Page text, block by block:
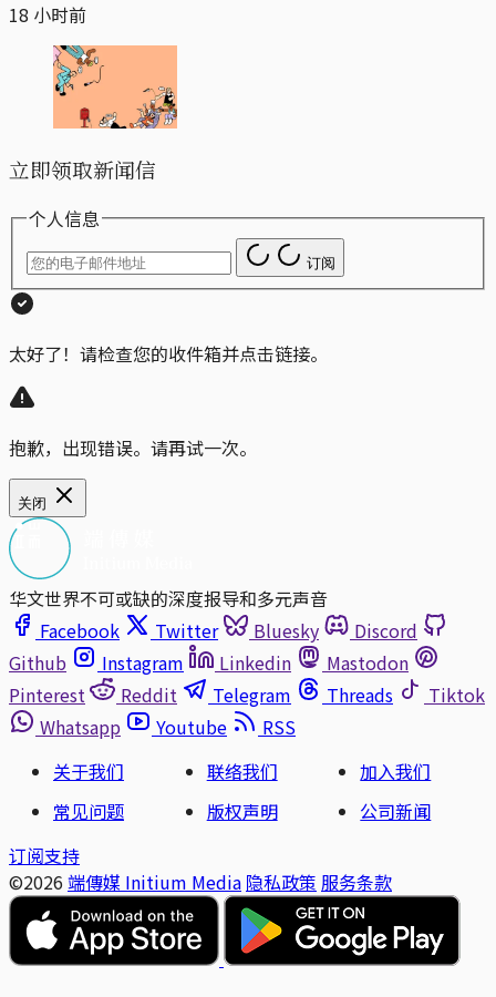
18 小时前
立即领取新闻信
个人信息
订阅
太好了！请检查您的收件箱并点击链接。
抱歉，出现错误。请再试一次。
关闭
华文世界不可或缺的深度报导和多元声音
Facebook
Twitter Bluesky
Discord
Github
Instagram Linkedin
Mastodon
Pinterest
Reddit Telegram Threads
Tiktok
Whatsapp
Youtube
RSS
关于我们
联络我们
加入我们
常见问题
版权声明
公司新闻
订阅支持
©2026 端傳媒 Initium Media 隐私政策 服务条款